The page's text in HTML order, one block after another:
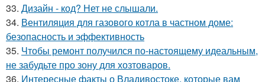
33. Дизайн - код? Нет не слышали.
34. Вентиляция для газового котла в частном доме:
безопасность и эффективность
35. Чтобы ремонт получился по-настоящему идеальным,
не забудьте про зону для хозтоваров.
36. Интересные факты о Владивостоке, которые вам